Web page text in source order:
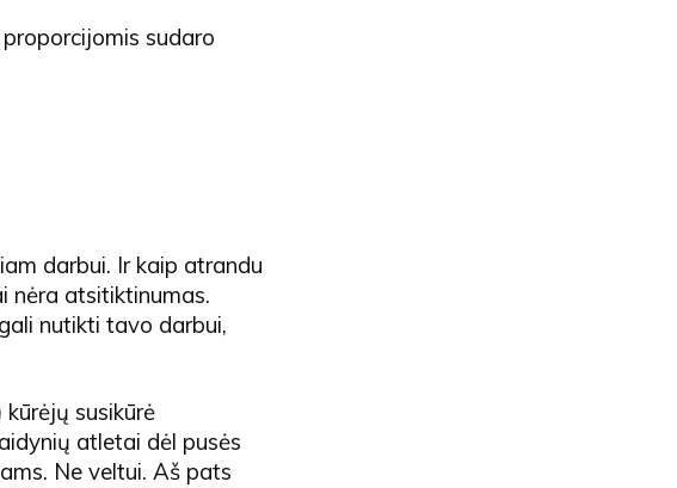
sudaro
darbui. Ir kaip atrandu
nėra atsitiktinumas.
nutikti tavo darbui,
susikūrė
atletai dėl pusės
Ne veltui. Aš pats